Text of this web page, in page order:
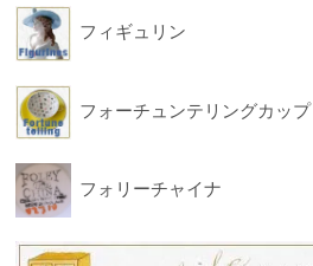
フィギュリン
フォーチュンテリングカップ
フォリーチャイナ